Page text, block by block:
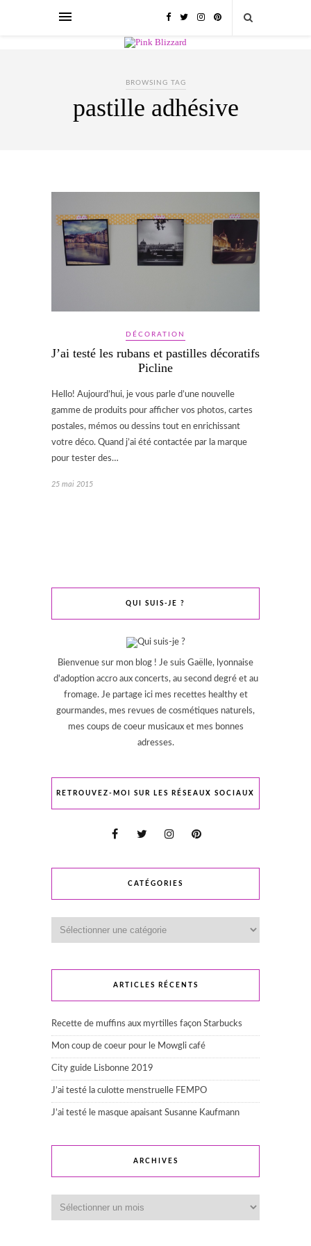
BROWSING TAG
pastille adhésive
DÉCORATION
J’ai testé les rubans et pastilles décoratifs
Picline
Hello! Aujourd’hui, je vous parle d’une nouvelle
gamme de produits pour afficher vos photos, cartes
postales, mémos ou dessins tout en enrichissant
votre déco. Quand j’ai été contactée par la marque
pour tester des…
25 mai 2015
QUI SUIS-JE ?
Bienvenue sur mon blog ! Je suis Gaëlle, lyonnaise
d'adoption accro aux concerts, au second degré et au
fromage. Je partage ici mes recettes healthy et
gourmandes, mes revues de cosmétiques naturels,
mes coups de coeur musicaux et mes bonnes
adresses.
RETROUVEZ-MOI SUR LES RÉSEAUX SOCIAUX
CATÉGORIES
ARTICLES RÉCENTS
Recette de muffins aux myrtilles façon Starbucks
Mon coup de coeur pour le Mowgli café
City guide Lisbonne 2019
J’ai testé la culotte menstruelle FEMPO
J’ai testé le masque apaisant Susanne Kaufmann
ARCHIVES